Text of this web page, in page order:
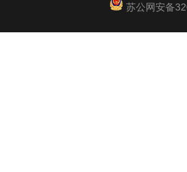
苏公网安备